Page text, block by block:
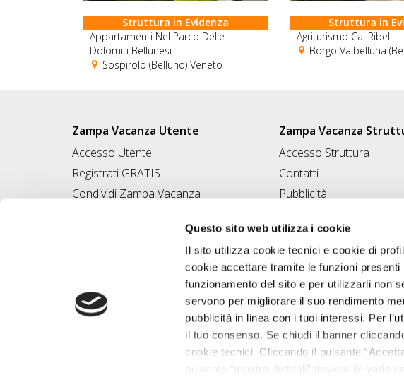
Questo sito web utilizza i cookie
Il sito utilizza cookie tecnici e cookie di
cookie accettare tramite le funzioni
funzionamento del sito e per utilizzarli non
servono per migliorare il suo rendimento
pubblicità in linea con i tuoi interessi. Per
il tuo consenso. Se chiudi il banner
cookie tecnici. Cliccando il pulsante
pulsante “mostra dettagli” troverai le varie
Struttura in Evidenza
Appartamenti Nel Parco Delle
Dolomiti Bellunesi
Sospirolo (Belluno) Veneto
Struttura in
Agriturismo Ca' Ribelli
Borgo Valbelluna
Zampa Vacanza Utente
Accesso Utente
Registrati GRATIS
Condividi Zampa Vacanza
Zampa Vacanza
Accesso Struttura
Contatti
Pubblicità